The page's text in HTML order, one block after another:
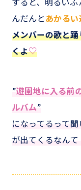
んだんとあかる
メンバーの歌と
くよ♡
”遊園地に入る前
ルバム”
になってるって
が出てくるなんて